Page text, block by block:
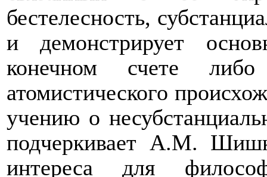
бестелесность,
и демонстрирует
конечном счете
атомистического
учению о
подчеркивает А.М.
интереса для